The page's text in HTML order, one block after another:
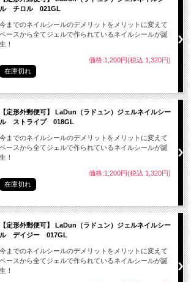
ルは密着度が高い
ルはより水にも強い
イルをしているみたい
ので簡単OFF
くらい浸けると剥がしやすくなります。
ニキュアが付着しているとシールが剥がれやすくなります
ってください。
ファイルなどで整えた後、爪を清潔にします。
ル チロル 021GL
今までのネイルシールのデメリットをメリットに変えて
ベースから全てジェルで作られているネイルシールが誕
生！
価格:1,200円(税込 1,320円)
在庫切れ
【定形外郵便可】 LaDun（ラドュン）ジェルネイルシー
ル ストライプ 018GL
今までのネイルシールのデメリットをメリットに変えて
ベースから全てジェルで作られているネイルシールが誕
生！
価格:1,200円(税込 1,320円)
在庫切れ
【定形外郵便可】 LaDun（ラドュン）ジェルネイルシー
ル デイジー 017GL
今までのネイルシールのデメリットをメリットに変えて
ベースから全てジェルで作られているネイルシールが誕
生！